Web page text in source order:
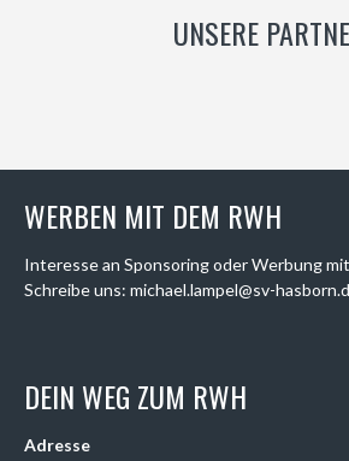
UNSERE
WERBEN MIT DEM RWH
Interesse an Sponsoring oder Werbung
Schreibe uns: michael.lampel@sv-
DEIN WEG ZUM RWH
Adresse